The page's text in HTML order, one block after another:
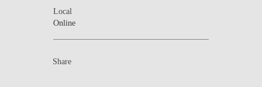
Local
Online
Share